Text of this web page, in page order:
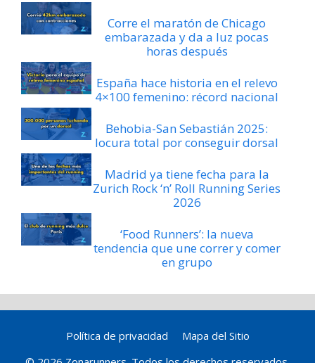
Corre el maratón de Chicago
embarazada y da a luz pocas
horas después
España hace historia en el relevo
4×100 femenino: récord nacional
Behobia-San Sebastián 2025:
locura total por conseguir dorsal
Madrid ya tiene fecha para la
Zurich Rock ‘n’ Roll Running Series
2026
‘Food Runners’: la nueva
tendencia que une correr y comer
en grupo
Política de privacidad
Mapa del Sitio